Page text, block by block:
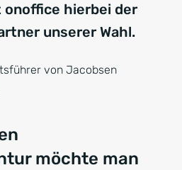
hierbei der
unserer Wahl.
von Jacobsen
möchte man